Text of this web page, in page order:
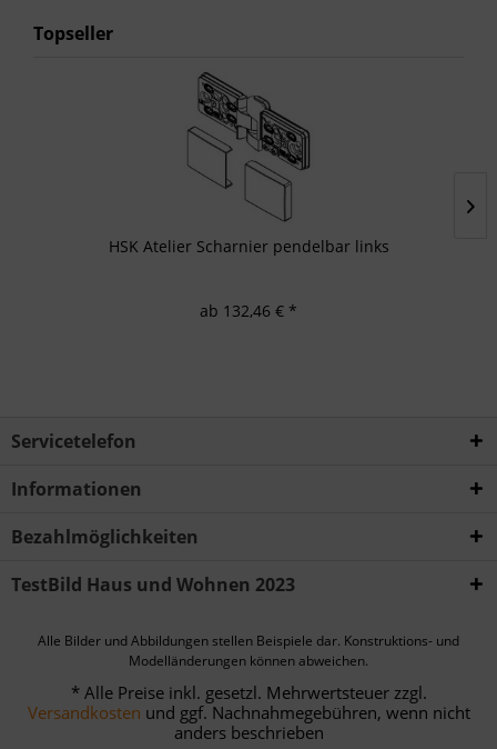
Topseller
HSK Atelier Scharnier pendelbar links
ab 132,46 € *
Servicetelefon
Informationen
Bezahlmöglichkeiten
TestBild Haus und Wohnen 2023
Alle Bilder und Abbildungen stellen Beispiele dar. Konstruktions- und
Modelländerungen können abweichen.
* Alle Preise inkl. gesetzl. Mehrwertsteuer zzgl.
Versandkosten und ggf. Nachnahmegebühren, wenn nicht
anders beschrieben